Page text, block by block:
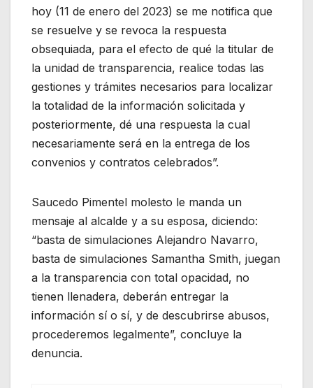
hoy (11 de enero del 2023) se me notifica que
se resuelve y se revoca la respuesta
obsequiada, para el efecto de qué la titular de
la unidad de transparencia, realice todas las
gestiones y trámites necesarios para localizar
la totalidad de la información solicitada y
posteriormente, dé una respuesta la cual
necesariamente será en la entrega de los
convenios y contratos celebrados”.
Saucedo Pimentel molesto le manda un
mensaje al alcalde y a su esposa, diciendo:
“basta de simulaciones Alejandro Navarro,
basta de simulaciones Samantha Smith, juegan
a la transparencia con total opacidad, no
tienen llenadera, deberán entregar la
información sí o sí, y de descubrirse abusos,
procederemos legalmente”, concluye la
denuncia.